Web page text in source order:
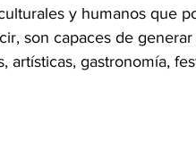
y humanos que
son capaces de
artísticas, gastronomía,